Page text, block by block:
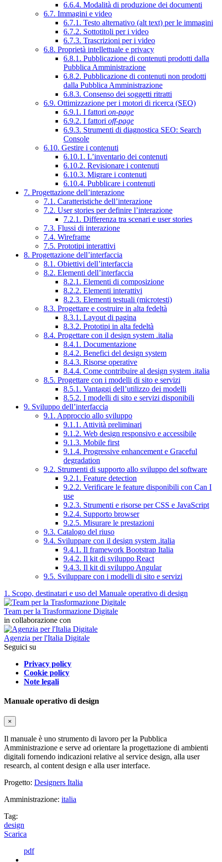
6.6.4. Modalità di produzione dei documenti
6.7. Immagini e video
6.7.1. Testo alternativo (alt text) per le immagini
6.7.2. Sottotitoli per i video
6.7.3. Trascrizioni per i video
6.8. Proprietà intellettuale e privacy
6.8.1. Pubblicazione di contenuti prodotti dalla
Pubblica Amministrazione
6.8.2. Pubblicazione di contenuti non prodotti
dalla Pubblica Amministrazione
6.8.3. Consenso dei soggetti ritratti
6.9. Ottimizzazione per i motori di ricerca (SEO)
6.9.1. I fattori on-page
6.9.2. I fattori off-page
6.9.3. Strumenti di diagnostica SEO: Search
Console
6.10. Gestire i contenuti
6.10.1. L’inventario dei contenuti
6.10.2. Revisionare i contenuti
6.10.3. Migrare i contenuti
6.10.4. Pubblicare i contenuti
7. Progettazione dell’interazione
7.1. Caratteristiche dell’interazione
7.2. User stories per definire l’interazione
7.2.1. Differenza tra scenari e user stories
7.3. Flussi di interazione
7.4. Wireframe
7.5. Prototipi interattivi
8. Progettazione dell’interfaccia
8.1. Obiettivi dell’interfaccia
8.2. Elementi dell’interfaccia
8.2.1. Elementi di composizione
8.2.2. Elementi interattivi
8.2.3. Elementi testuali (microtesti)
8.3. Progettare e costruire in alta fedeltà
8.3.1. Layout di pagina
8.3.2. Prototipi in alta fedeltà
8.4. Progettare con il design system .italia
8.4.1. Documentazione
8.4.2. Benefici del design system
8.4.3. Risorse operative
8.4.4. Come contribuire al design system .italia
8.5. Progettare con i modelli di sito e servizi
8.5.1. Vantaggi dell’utilizzo dei modelli
8.5.2. I modelli di sito e servizi disponibili
9. Sviluppo dell’interfaccia
9.1. Approccio allo sviluppo
9.1.1. Attività preliminari
9.1.2. Web design responsivo e accessibile
9.1.3. Mobile first
9.1.4. Progressive enhancement e Graceful
degradation
9.2. Strumenti di supporto allo sviluppo del software
9.2.1. Feature detection
9.2.2. Verificare le feature disponibili con Can I
use
9.2.3. Strumenti e risorse per CSS e JavaScript
9.2.4. Supporto browser
9.2.5. Misurare le prestazioni
9.3. Catalogo del riuso
9.4. Sviluppare con il design system .italia
9.4.1. Il framework Bootstrap Italia
9.4.2. Il kit di sviluppo React
9.4.3. Il kit di sviluppo Angular
9.5. Sviluppare con i modelli di sito e servizi
1. Scopo, destinatari e uso del Manuale operativo di design
Team per la Trasformazione Digitale
in collaborazione con
Agenzia per l'Italia Digitale
Seguici su
Privacy policy
Cookie policy
Note legali
Manuale operativo di design
×
Il manuale è uno strumento di lavoro per la Pubblica
Amministrazione e serve ad orientare la progettazione di ambienti
digitali fornendo indicazioni relative al service design, alla user
research, al content design e alla user interface.
Progetto: Designers Italia
Amministrazione: italia
Tag:
design
Scarica
pdf